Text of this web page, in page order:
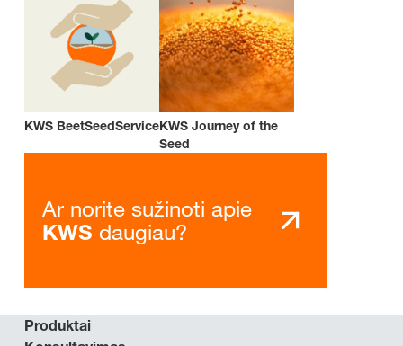
KWS BeetSeedServiceKWS Journey of the
Seed
Ar norite sužinoti apie
KWS daugiau?
Produktai